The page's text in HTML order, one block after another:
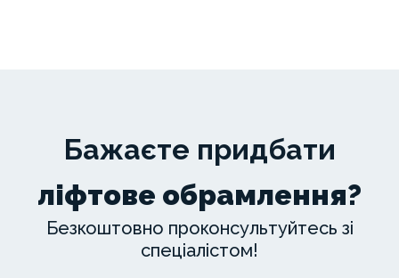
Бажаєте придбати
ліфтове обрамлення?
Безкоштовно проконсультуйтесь зі
спеціалістом!